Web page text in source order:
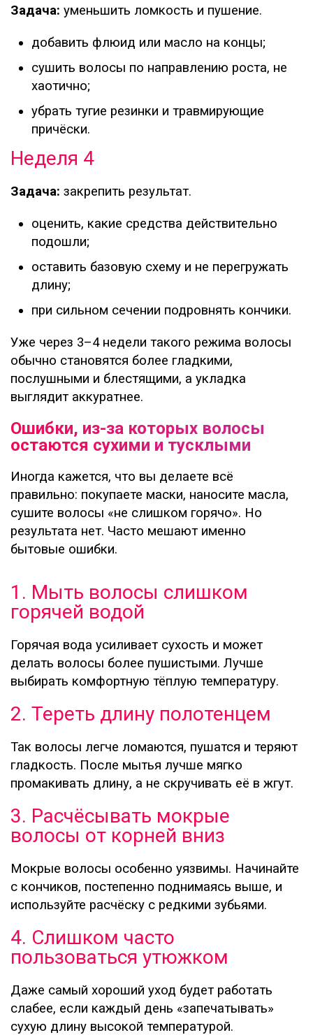
Задача: уменьшить ломкость и пушение.
добавить флюид или масло на концы;
сушить волосы по направлению роста, не
хаотично;
убрать тугие резинки и травмирующие
причёски.
Неделя 4
Задача: закрепить результат.
оценить, какие средства действительно
подошли;
оставить базовую схему и не перегружать
длину;
при сильном сечении подровнять кончики.
Уже через 3–4 недели такого режима волосы
обычно становятся более гладкими,
послушными и блестящими, а укладка
выглядит аккуратнее.
Ошибки, из-за которых волосы
остаются сухими и тусклыми
Иногда кажется, что вы делаете всё
правильно: покупаете маски, наносите масла,
сушите волосы «не слишком горячо». Но
результата нет. Часто мешают именно
бытовые ошибки.
1. Мыть волосы слишком
горячей водой
Горячая вода усиливает сухость и может
делать волосы более пушистыми. Лучше
выбирать комфортную тёплую температуру.
2. Тереть длину полотенцем
Так волосы легче ломаются, пушатся и теряют
гладкость. После мытья лучше мягко
промакивать длину, а не скручивать её в жгут.
3. Расчёсывать мокрые
волосы от корней вниз
Мокрые волосы особенно уязвимы. Начинайте
с кончиков, постепенно поднимаясь выше, и
используйте расчёску с редкими зубьями.
4. Слишком часто
пользоваться утюжком
Даже самый хороший уход будет работать
слабее, если каждый день «запечатывать»
сухую длину высокой температурой.